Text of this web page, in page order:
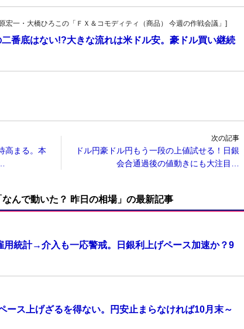
一・大橋ひろこの「ＦＸ＆コモディティ（商品） 今週の作戦会議」]
番底はない!?大きな流れは米ドル安。豪ドル買い継続
高まる。本
次の記事
ドル円豪ドル円もう一段の上値試せる！日銀
会合通過後の値動きにも大注目…
んで動いた？ 昨日の相場」の最新記事
用統計→介入も一応警戒。日銀利上げペース加速か？9
ース上げざるを得ない。円安止まらなければ10月末～